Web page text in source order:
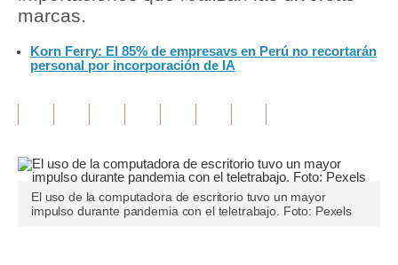
Plus G
Opinión
Blogs
Tendencias
marcas.
Korn Ferry: El 85% de empresavs en Perú no recortarán
personal por incorporación de IA
El uso de la computadora de escritorio tuvo un mayor
impulso durante pandemia con el teletrabajo. Foto: Pexels